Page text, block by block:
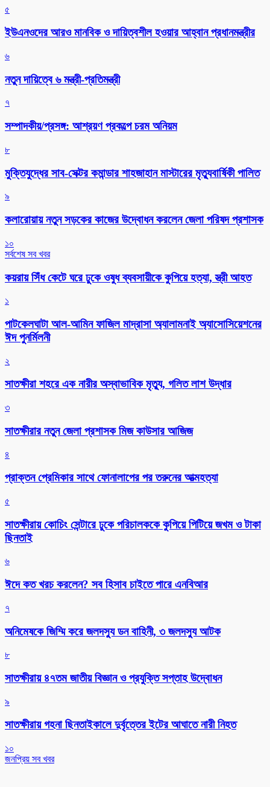
৫
ইউএনওদের আরও মানবিক ও দায়িত্বশীল হওয়ার আহ্বান প্রধানমন্ত্রীর
৬
নতুন দায়িত্বে ৬ মন্ত্রী-প্রতিমন্ত্রী
৭
সম্পাদকীয়/প্রসঙ্গ: আশ্রয়ণ প্রকল্পে চরম অনিয়ম
৮
মুক্তিযুদ্ধের সাব-সেক্টর কমান্ডার শাহজাহান মাস্টারের মৃত্যুবার্ষিকী পালিত
৯
কলারোয়ায় নতুন সড়কের কাজের উদ্বোধন করলেন জেলা পরিষদ প্রশাসক
১০
সর্বশেষ সব খবর
কয়রায় সিঁধ কেটে ঘরে ঢুকে ওষুধ ব্যবসায়ীকে কুপিয়ে হত্যা, স্ত্রী আহত
১
পাটকেলঘাটা আল-আমিন ফাজিল মাদ্রাসা অ্যালামনাই অ্যাসোসিয়েশনের
ঈদ পুনর্মিলনী
২
সাতক্ষীরা শহরে এক নারীর অস্বাভাবিক মৃত্যু, গলিত লাশ উদ্ধার
৩
সাতক্ষীরার নতুন জেলা প্রশাসক মিজ কাউসার আজিজ
৪
প্রাক্তন প্রেমিকার সাথে ফোনালাপের পর তরুনের আত্মহত্যা
৫
সাতক্ষীরায় কোচিং সেন্টারে ঢুকে পরিচালককে কুপিয়ে পিটিয়ে জখম ও টাকা
ছিনতাই
৬
ঈদে কত খরচ করলেন? সব হিসাব চাইতে পারে এনবিআর
৭
অনিমেষকে জিম্মি করে জলদস্যু ডন বাহিনী, ৩ জলদস্যু আটক
৮
সাতক্ষীরায় ৪৭তম জাতীয় বিজ্ঞান ও প্রযুক্তি সপ্তাহ উদ্বোধন
৯
সাতক্ষীরায় গহনা ছিনতাইকালে দুর্বৃত্তের ইটের আঘাতে নারী নিহত
১০
জনপ্রিয় সব খবর